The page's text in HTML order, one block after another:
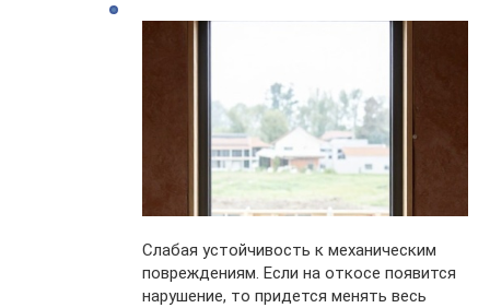
Слабая устойчивость к механическим
повреждениям. Если на откосе появится
нарушение, то придется менять весь